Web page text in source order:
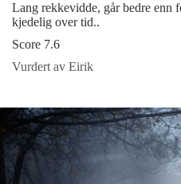
Lang rekkevidde, går bedre enn
kjedelig over tid..
Score 7.6
Vurdert av Eirik